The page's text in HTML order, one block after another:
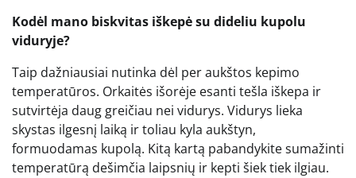
Kodėl mano biskvitas iškepė su dideliu kupolu
viduryje?
Taip dažniausiai nutinka dėl per aukštos kepimo
temperatūros. Orkaitės išorėje esanti tešla iškepa ir
sutvirtėja daug greičiau nei vidurys. Vidurys lieka
skystas ilgesnį laiką ir toliau kyla aukštyn,
formuodamas kupolą. Kitą kartą pabandykite sumažinti
temperatūrą dešimčia laipsnių ir kepti šiek tiek ilgiau.